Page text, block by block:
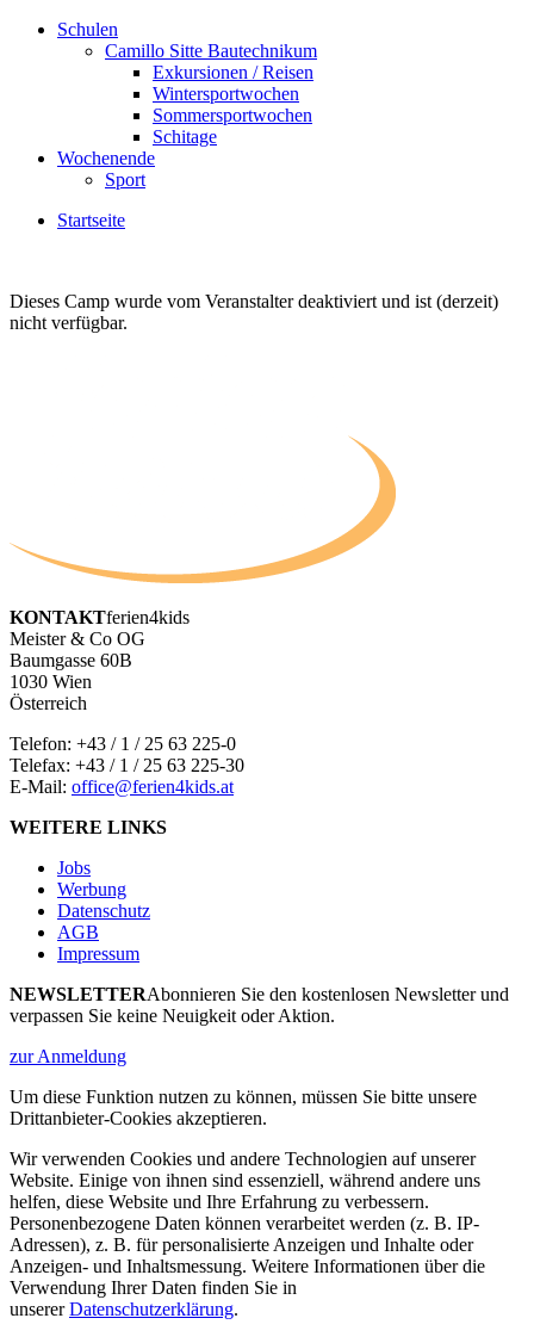
Schulen
Camillo Sitte Bautechnikum
Exkursionen / Reisen
Wintersportwochen
Sommersportwochen
Schitage
Wochenende
Sport
Startseite
Dieses Camp wurde vom Veranstalter deaktiviert und ist (derzeit)
nicht verfügbar.
KONTAKTferien4kids
Meister & Co OG
Baumgasse 60B
1030 Wien
Österreich
Telefon: +43 / 1 / 25 63 225-0
Telefax: +43 / 1 / 25 63 225-30
E-Mail: office@ferien4kids.at
WEITERE LINKS
Jobs
Werbung
Datenschutz
AGB
Impressum
NEWSLETTERAbonnieren Sie den kostenlosen Newsletter und
verpassen Sie keine Neuigkeit oder Aktion.
zur Anmeldung
Um diese Funktion nutzen zu können, müssen Sie bitte unsere
Drittanbieter-Cookies akzeptieren.
Wir verwenden Cookies und andere Technologien auf unserer
Website. Einige von ihnen sind essenziell, während andere uns
helfen, diese Website und Ihre Erfahrung zu verbessern.
Personenbezogene Daten können verarbeitet werden (z. B. IP-
Adressen), z. B. für personalisierte Anzeigen und Inhalte oder
Anzeigen- und Inhaltsmessung. Weitere Informationen über die
Verwendung Ihrer Daten finden Sie in
unsererDatenschutzerklärung.